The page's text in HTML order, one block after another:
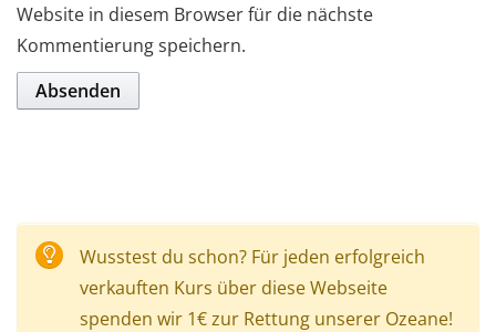
Website in diesem Browser für die nächste
Kommentierung speichern.
Wusstest du schon? Für jeden erfolgreich
verkauften Kurs über diese Webseite
spenden wir 1€ zur Rettung unserer Ozeane!